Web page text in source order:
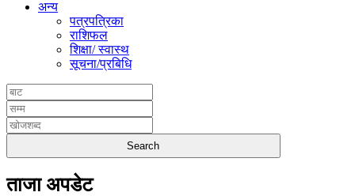
अन्य
पत्रपत्रिका
राशिफल
शिक्षा/ स्वास्थ
सूचना/प्रबिधि
ताजा अपडेट